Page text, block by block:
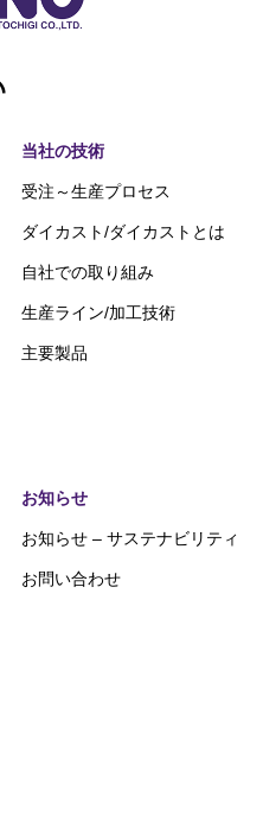
当社の技術
受注～生産プロセス
ダイカスト/ダイカストとは
自社での取り組み
生産ライン/加工技術
主要製品
お知らせ
お知らせ – サステナビリティ
お問い合わせ